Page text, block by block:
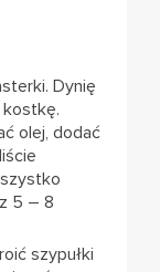
Dynię
olej, dodać
5 – 8
szypułki